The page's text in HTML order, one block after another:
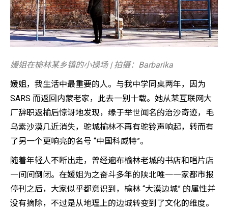
媛姐在榆林某乡镇的小操场 | 拍摄：Barbarika
媛姐，我生活中最重要的人。与我中学同桌两年，因为
SARS 而返回内蒙老家，此去一别十载。她从某互联网大
厂辞职返榆后惊讶地发现，缘于举世闻名的治沙奇迹，毛
乌素沙漠几近消失，驼城榆林不再有驼铃声响起，转而有
了另一个更响亮的名号 “中国科威特”。
随着年轻人不断出走，曾经遍布榆林老城的书店和唱片店
一间间倒闭。在媛姐为之奋斗多年的陕北唯一一家都市报
停刊之后，大家似乎都意识到，榆林 “大漠边城” 的属性并
没有摘除，不过是从地理上的边城转变到了文化的维度。